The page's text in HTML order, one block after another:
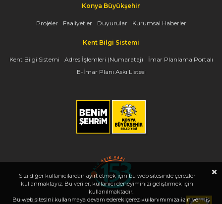
Konya Büyükşehir
Projeler Faaliyetler Duyurular Kurumsal Haberler
Kent Bilgi Sistemi
Kent Bilgi Sistemi Adres İşlemleri (Numarataj)
İmar Planlama Portalı
E-İmar Planı Askı Listesi
Copyright 2026, www.konya.bel.tr - Tüm Hakları Saklıdır - Bilgi İşlem Dairesi
Sizi diğer kullanıcılardan ayırt etmek için bu web sitesinde çerezler
kullanmaktayız. Bu veriler, kullanıcı deneyiminizi geliştirmek için
kullanılmaktadır.
Bu web sitesini kullanmaya devam ederek çerez kullanımımıza izin vermiş